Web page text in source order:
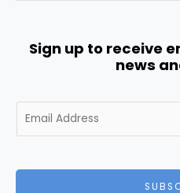
Sign up to receive
news
m